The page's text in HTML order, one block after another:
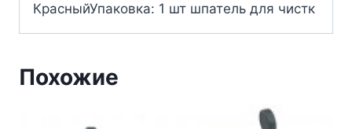
КрасныйУпаковка: 1 шт шпатель для чистк
Похожие